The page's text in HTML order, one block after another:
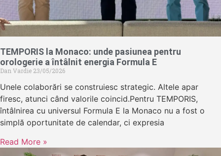
TEMPORIS la Monaco: unde pasiunea pentru
orologerie a întâlnit energia Formula E
Dan Vardie 23/05/2026
Unele colaborări se construiesc strategic. Altele apar
firesc, atunci când valorile coincid.Pentru TEMPORIS,
întâlnirea cu universul Formula E la Monaco nu a fost o
simplă oportunitate de calendar, ci expresia
Read More »